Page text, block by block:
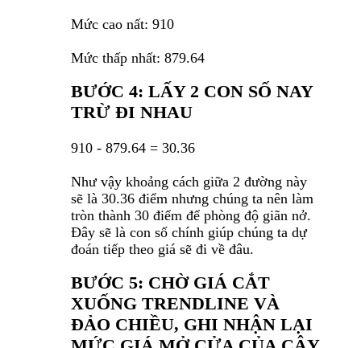
Mức cao nất: 910
Mức thấp nhất: 879.64
BƯỚC 4: LẤY 2 CON SỐ NAY
TRỪ ĐI NHAU
910 - 879.64 = 30.36
Như vậy khoảng cách giữa 2 đường này
sẽ là 30.36 điểm nhưng chúng ta nên làm
tròn thành 30 điểm để phòng độ giãn nở.
Đây sẽ là con số chính giúp chúng ta dự
đoán tiếp theo giá sẽ đi về đâu.
BƯỚC 5: CHỜ GIÁ CẮT
XUỐNG TRENDLINE VÀ
ĐẢO CHIỀU, GHI NHẬN LẠI